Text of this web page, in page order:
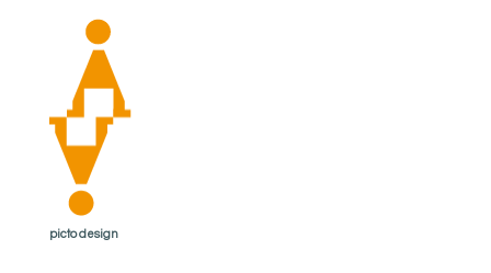
picto design